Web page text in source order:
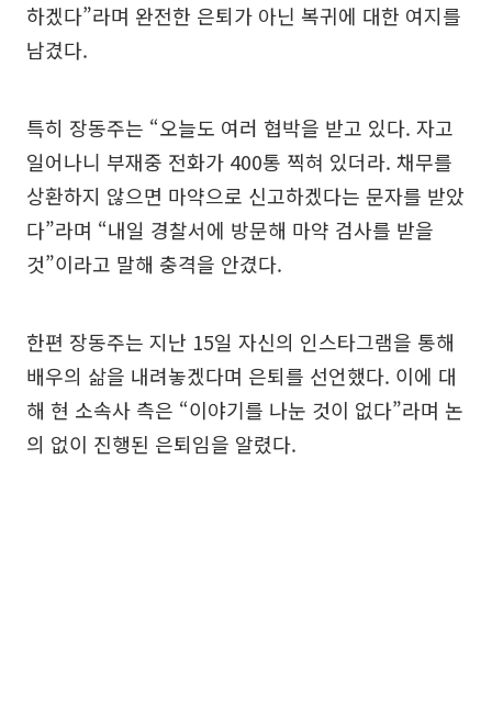
하겠다”라며 완전한 은퇴가 아닌 복귀에 대한 여지를
남겼다.
특히 장동주는 “오늘도 여러 협박을 받고 있다. 자고
일어나니 부재중 전화가 400통 찍혀 있더라. 채무를
상환하지 않으면 마약으로 신고하겠다는 문자를 받았
다”라며 “내일 경찰서에 방문해 마약 검사를 받을
것”이라고 말해 충격을 안겼다.
한편 장동주는 지난 15일 자신의 인스타그램을 통해
배우의 삶을 내려놓겠다며 은퇴를 선언했다. 이에 대
해 현 소속사 측은 “이야기를 나눈 것이 없다”라며 논
의 없이 진행된 은퇴임을 알렸다.